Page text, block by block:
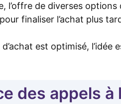
l’offre de diverses
finaliser l’achat plus
est optimisé,
des appels